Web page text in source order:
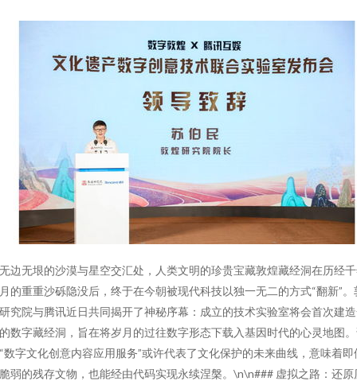
边无垠的沙漠与星空交汇处，人类文明的珍贵宝藏敦煌藏经洞在历经
的重重沙砾隐没后，终于在今朝被现代科技以独一无二的方式“翻新”。
究院与腾讯近日共同揭开了神秘序幕：成立的技术实验室将会首次建
数字藏经洞，旨在将岁月的过往数字形态下载入基因时代的心灵地图
数字文化创意内容应用服务”或许代表了文化保护的未来曲线，意味着即
弱的残存文物，也能经由代码实现永续涅槃。\n\n### 虚拟之路：还原